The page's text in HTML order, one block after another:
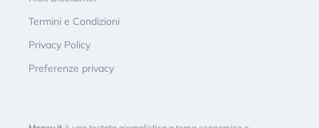
Termini e Condizioni
Privacy Policy
Preferenze privacy